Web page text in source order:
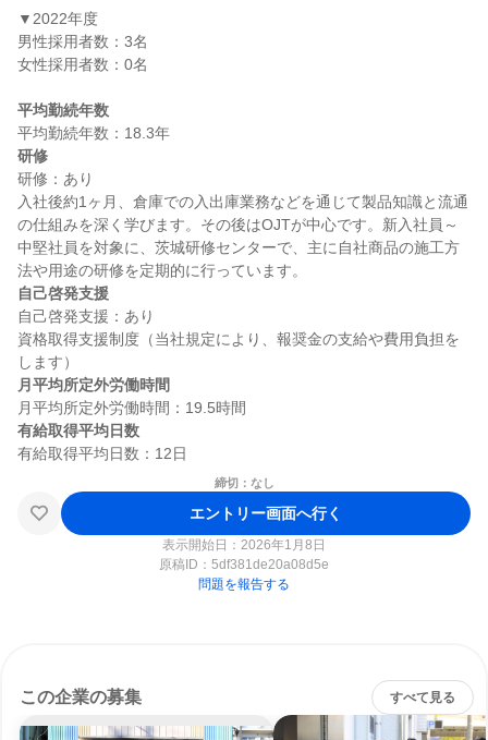
▼2022年度
男性採用者数：3名
女性採用者数：0名
平均勤続年数
研修
研修：あり
入社後約1ヶ月、倉庫での入出庫業務などを通じて製品知識と流通
の仕組みを深く学びます。その後はOJTが中心です。新入社員～
中堅社員を対象に、茨城研修センターで、主に自社商品の施工方
自己啓発支援
自己啓発支援：あり
資格取得支援制度（当社規定により、報奨金の支給や費用負担を
月平均所定外労働時間
有給取得平均日数
締切：なし
エントリー画面へ行く
表示開始日：2026年1月8日
原稿ID： 5df381de20a08d5e
問題を報告する
この企業の募集 すべて見る